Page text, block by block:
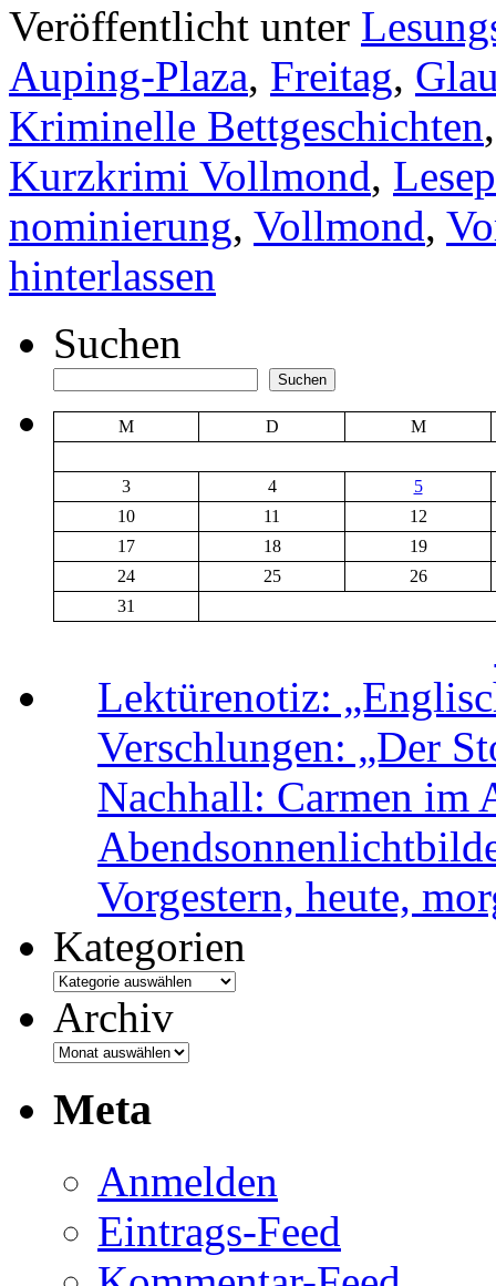
Veröffentlicht unter
Auping-Plaza, Freitag,
Kriminelle Bettgeschichten
Kurzkrimi Vollmond,
nominierung, Vollmond,
hinterlassen
Suchen
Suchen
M D M
3 4
5
10
11
12
17
18
19
24
25
26
31
Lektürenotiz:
Verschlungen: „Der
Nachhall: Carmen im
Vorgestern, heute,
Kategorien
Archiv
Meta
Anmelden
Eintrags-Feed